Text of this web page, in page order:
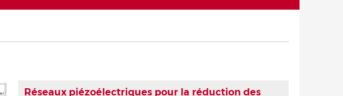
Réseaux piézoélectriques pour la réduction des